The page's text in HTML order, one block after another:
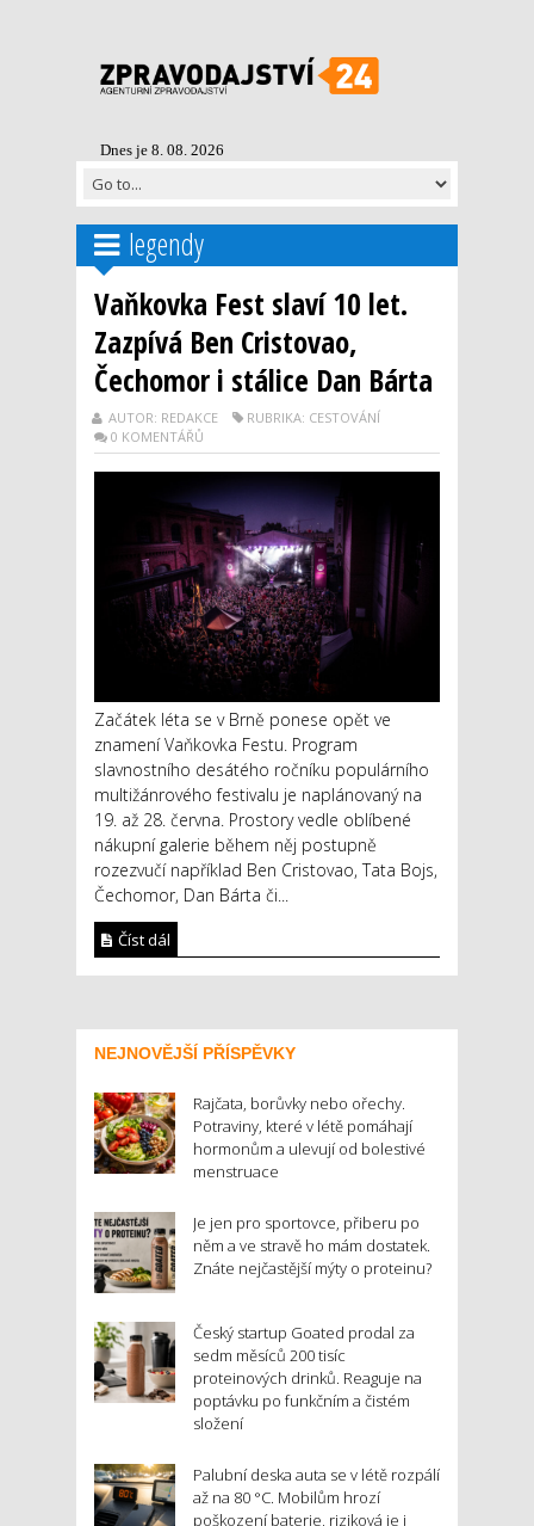
Dnes je 8. 08. 2026
legendy
Vaňkovka Fest slaví 10 let.
Zazpívá Ben Cristovao,
Čechomor i stálice Dan Bárta
AUTOR: REDAKCE
RUBRIKA: CESTOVÁNÍ
0 KOMENTÁŘŮ
Začátek léta se v Brně ponese opět ve
znamení Vaňkovka Festu. Program
slavnostního desátého ročníku populárního
multižánrového festivalu je naplánovaný na
19. až 28. června. Prostory vedle oblíbené
nákupní galerie během něj postupně
rozezvučí například Ben Cristovao, Tata Bojs,
Čechomor, Dan Bárta či...
Číst dál
NEJNOVĚJŠÍ PŘÍSPĚVKY
Rajčata, borůvky nebo ořechy.
Potraviny, které v létě pomáhají
hormonům a ulevují od bolestivé
menstruace
Je jen pro sportovce, přiberu po
něm a ve stravě ho mám dostatek.
Znáte nejčastější mýty o proteinu?
Český startup Goated prodal za
sedm měsíců 200 tisíc
proteinových drinků. Reaguje na
poptávku po funkčním a čistém
složení
Palubní deska auta se v létě rozpálí
až na 80 °C. Mobilům hrozí
poškození baterie, riziková je i